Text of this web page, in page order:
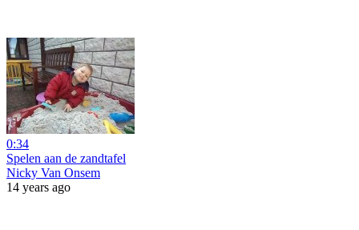
0:34
Spelen aan de zandtafel
Nicky Van Onsem
14 years ago